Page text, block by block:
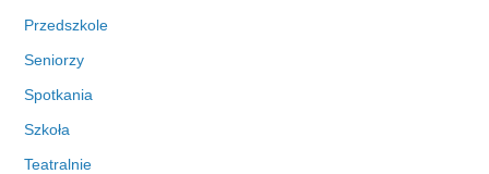
Przedszkole
Seniorzy
Spotkania
Szkoła
Teatralnie